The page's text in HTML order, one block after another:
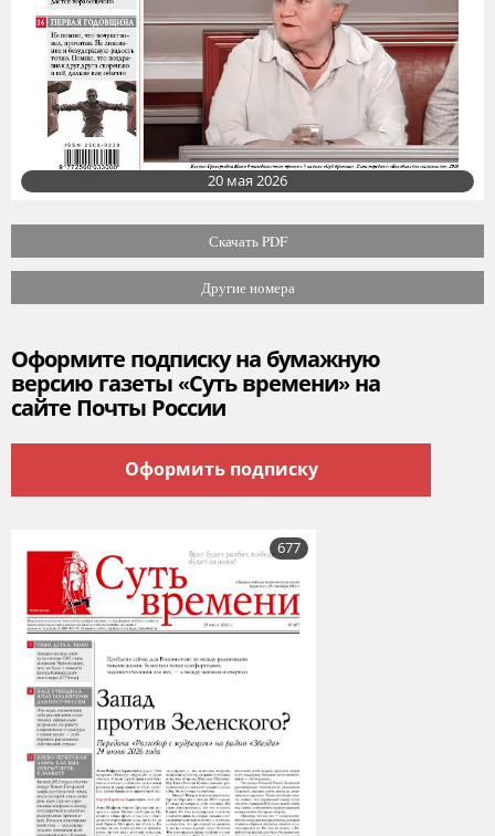
20 мая 2026
Скачать PDF
Другие номера
Оформите подписку на бумажную
версию газеты «Суть времени» на
сайте Почты России
Оформить подписку
677